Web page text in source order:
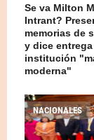
Se va Milton
Intrant?
memorias de
y dice entrega
institución
moderna"
NACIONALES